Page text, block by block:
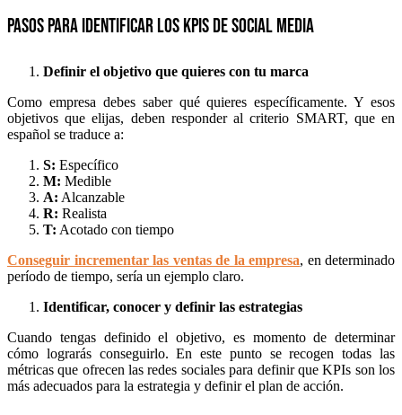
Pasos para identificar los KPIs de social media
Definir el objetivo que quieres con tu marca
Como empresa debes saber qué quieres específicamente. Y esos
objetivos que elijas, deben responder al criterio SMART, que en
español se traduce a:
S: Específico
M: Medible
A: Alcanzable
R: Realista
T: Acotado con tiempo
Conseguir incrementar las ventas de la empresa, en determinado
período de tiempo, sería un ejemplo claro.
Identificar, conocer y definir las estrategias
Cuando tengas definido el objetivo, es momento de determinar
cómo lograrás conseguirlo. En este punto se recogen todas las
métricas que ofrecen las redes sociales para definir que KPIs son los
más adecuados para la estrategia y definir el plan de acción.